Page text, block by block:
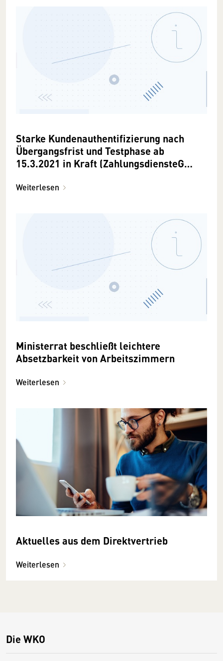
Starke Kundenauthentifizierung nach
Übergangsfrist und Testphase ab
15.3.2021 in Kraft (ZahlungsdiensteG
Weiterlesen
Ministerrat beschließt leichtere
Absetzbarkeit von Arbeitszimmern
Weiterlesen
Aktuelles aus dem Direktvertrieb
Weiterlesen
Die WKO